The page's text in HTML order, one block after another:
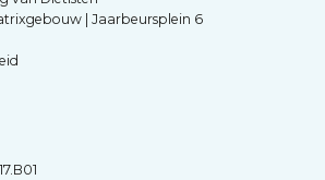
| Jaarbeursplein 6